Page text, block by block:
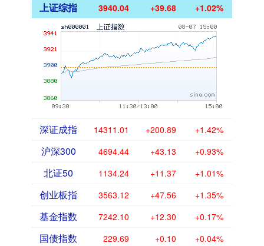
上证综指 3940.04 +39.68 +1.02%
深证成指 14311.01 +200.89 +1.42%
沪深300 4694.44 +43.13 +0.93%
北证50 1134.24 +11.37 +1.01%
创业板指 3563.12 +47.56 +1.35%
基金指数 7242.10 +12.30 +0.17%
国债指数 229.69 +0.10 +0.04%